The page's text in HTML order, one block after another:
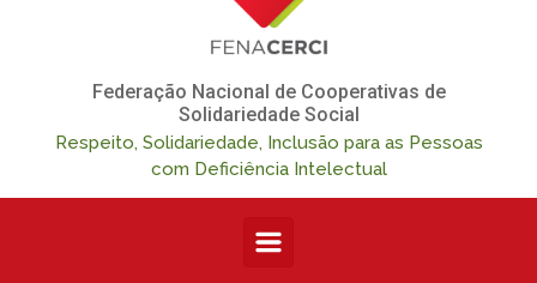
Federação Nacional de Cooperativas de
Solidariedade Social
Respeito, Solidariedade, Inclusão para as Pessoas
com Deficiência Intelectual